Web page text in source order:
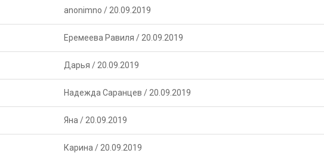
anonimno / 20.09.2019
Еремеева Равиля / 20.09.2019
Дарья / 20.09.2019
Надежда Саранцев / 20.09.2019
Яна / 20.09.2019
Карина / 20.09.2019